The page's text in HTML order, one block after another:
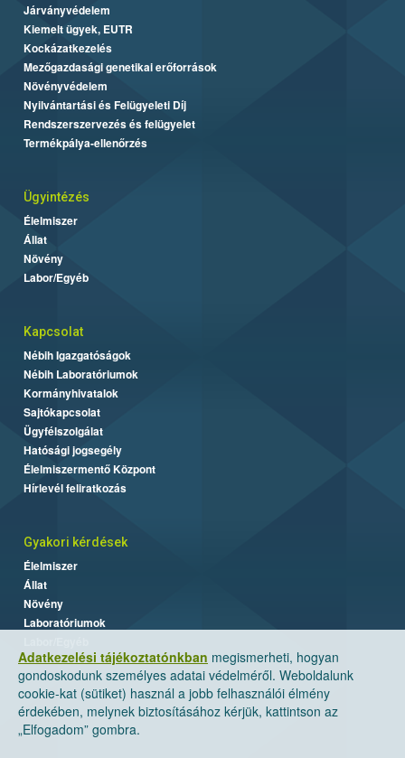
Adatkezelési tájékoztatónkban megismerheti, hogyan
gondoskodunk személyes adatai védelméről. Weboldalunk
cookie-kat (sütiket) használ a jobb felhasználói élmény
érdekében, melynek biztosításához kérjük, kattintson az
„Elfogadom” gombra.
Járványvédelem
Kiemelt ügyek, EUTR
Kockázatkezelés
Mezőgazdasági genetikai erőforrások
Növényvédelem
Nyilvántartási és Felügyeleti Díj
Rendszerszervezés és felügyelet
Termékpálya-ellenőrzés
Ügyintézés
Élelmiszer
Állat
Növény
Labor/Egyéb
Kapcsolat
Nébih Igazgatóságok
Nébih Laboratóriumok
Kormányhivatalok
Sajtókapcsolat
Ügyfélszolgálat
Hatósági jogsegély
Élelmiszermentő Központ
Hírlevél feliratkozás
Gyakori kérdések
Élelmiszer
Állat
Növény
Laboratóriumok